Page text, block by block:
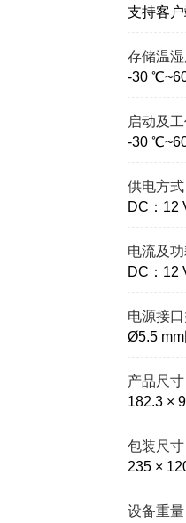
支持客
存储温
-30
启动及
-30
供电方
DC：12
电流及
DC：12
电源接
Ø5.5
产品尺
182.3 ×
包装尺
235 ×
设备重